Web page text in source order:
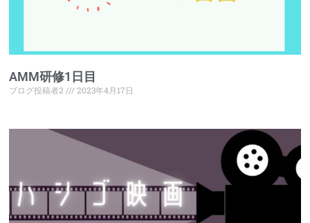
AMM研修1日目
ブログ投稿者2 2023年4月17日